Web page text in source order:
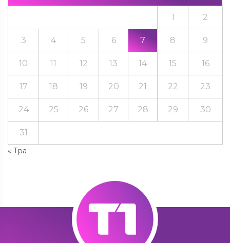
« Тра
1 2
3 4 5 6 7 8 9
10 11 12 13 14 15 16
17 18 19 20 21 22 23
24 25 26 27 28 29 30
31